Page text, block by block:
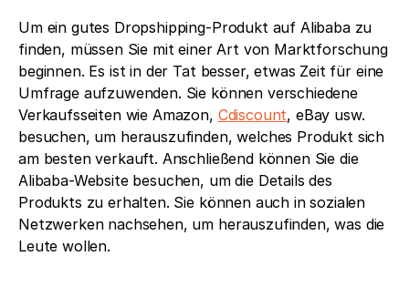
Um ein gutes Dropshipping-Produkt auf Alibaba zu
finden, müssen Sie mit einer Art von Marktforschung
beginnen. Es ist in der Tat besser, etwas Zeit für eine
Umfrage aufzuwenden. Sie können verschiedene
Verkaufsseiten wie Amazon, Cdiscount, eBay usw.
besuchen, um herauszufinden, welches Produkt sich
am besten verkauft. Anschließend können Sie die
Alibaba-Website besuchen, um die Details des
Produkts zu erhalten. Sie können auch in sozialen
Netzwerken nachsehen, um herauszufinden, was die
Leute wollen.